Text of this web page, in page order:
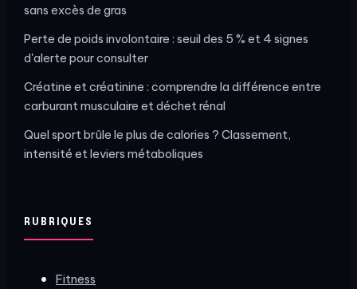
sans excès de gras
Perte de poids involontaire : seuil des 5 % et 4 signes
d'alerte pour consulter
Créatine et créatinine : comprendre la différence entre
carburant musculaire et déchet rénal
Quel sport brûle le plus de calories ? Classement,
intensité et leviers métaboliques
RUBRIQUES
Fitness